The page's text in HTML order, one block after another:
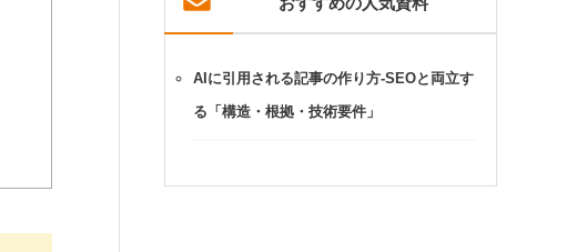
AIに引用される記事の作り方-SEOと両立す
る「構造・根拠・技術要件」